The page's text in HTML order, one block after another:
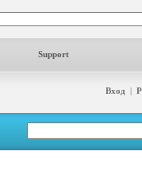
Support
Вход |